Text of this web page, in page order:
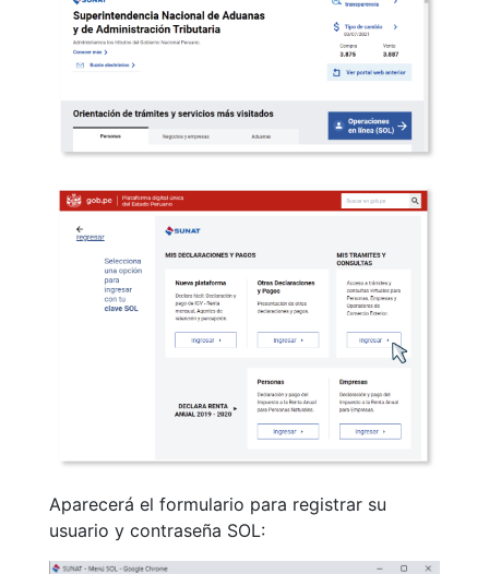
Aparecerá el formulario para registrar su
usuario y contraseña SOL: